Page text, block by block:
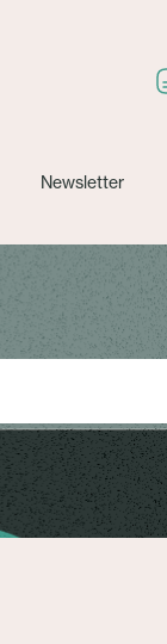
Newsletter